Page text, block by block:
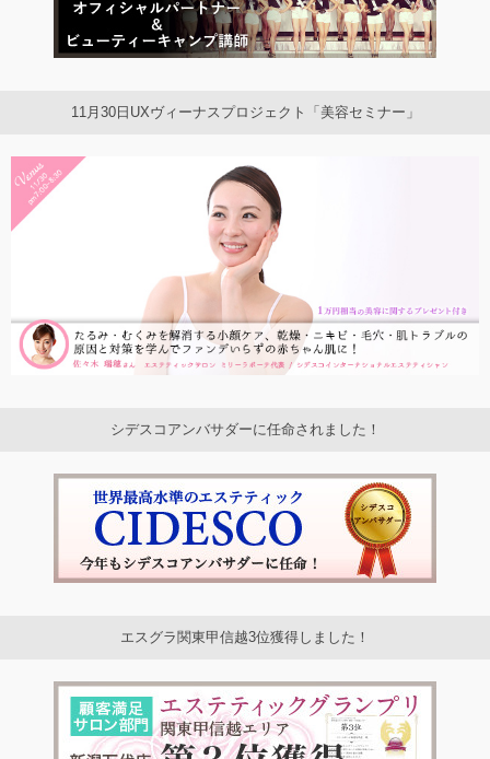
11月30日UXヴィーナスプロジェクト「美容セミナー」
シデスコアンバサダーに任命されました！
エスグラ関東甲信越3位獲得しました！